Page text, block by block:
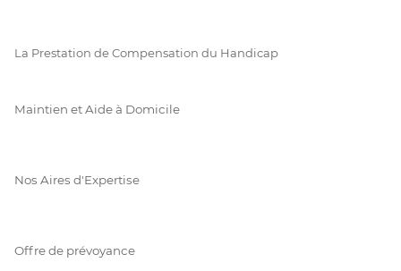
La Prestation de Compensation du Handicap
Maintien et Aide à Domicile
Nos Aires d'Expertise
Offre de prévoyance